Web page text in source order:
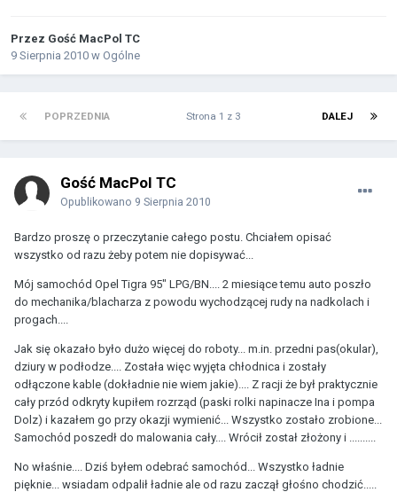
Przez Gość MacPol TC
9 Sierpnia 2010 w Ogólne
POPRZEDNIA DALEJ
Strona 1 z 3
Gość MacPol TC
Opublikowano 9 Sierpnia 2010
Bardzo proszę o przeczytanie całego postu. Chciałem opisać
wszystko od razu żeby potem nie dopisywać...
Mój samochód Opel Tigra 95" LPG/BN.... 2 miesiące temu auto poszło
do mechanika/blacharza z powodu wychodzącej rudy na nadkolach i
progach....
Jak się okazało było dużo więcej do roboty... m.in. przedni pas(okular),
dziury w podłodze.... Została więc wyjęta chłodnica i zostały
odłączone kable (dokładnie nie wiem jakie).... Z racji że był praktycznie
cały przód odkryty kupiłem rozrząd (paski rolki napinacze Ina i pompa
Dolz) i kazałem go przy okazji wymienić... Wszystko zostało zrobione...
Samochód poszedł do malowania cały.... Wrócił został złożony i ..........
No właśnie.... Dziś byłem odebrać samochód... Wszystko ładnie
pięknie... wsiadam odpalił ładnie ale od razu zaczął głośno chodzić.....